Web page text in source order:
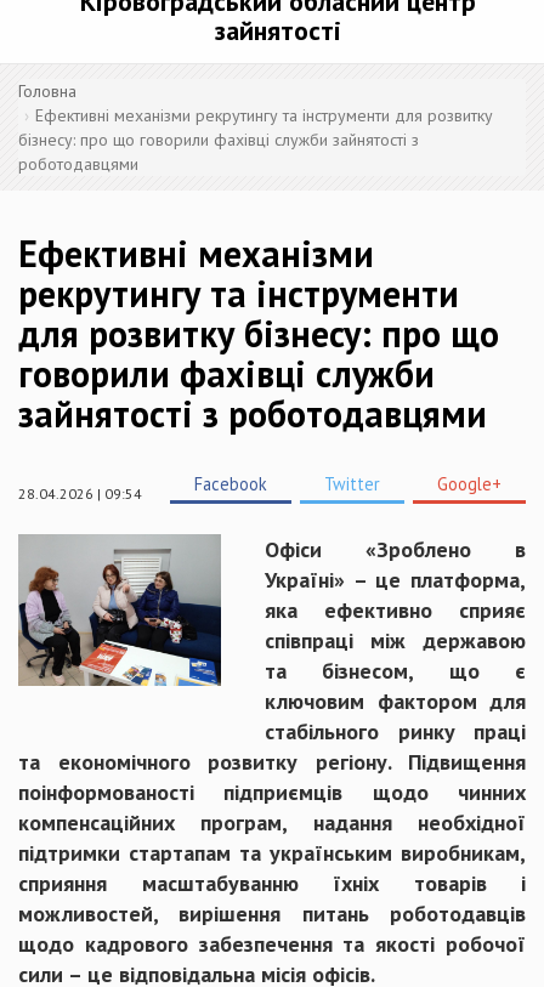
зайнятості
Головна
Ефективні механізми рекрутингу та інструменти для розвитку
бізнесу: про що говорили фахівці служби зайнятості з
роботодавцями
Ефективні механізми
рекрутингу та інструменти
для розвитку бізнесу: про що
говорили фахівці служби
зайнятості з роботодавцями
28.04.2026 | 09:54 Facebook Twitter Google+
Офіси «Зроблено в
Україні» – це платформа,
яка ефективно сприяє
співпраці між державою
та бізнесом, що є
ключовим фактором для
стабільного ринку праці
та економічного розвитку регіону. Підвищення
поінформованості підприємців щодо чинних
компенсаційних програм, надання необхідної
підтримки стартапам та українським виробникам,
сприяння масштабуванню їхніх товарів і
можливостей, вирішення питань роботодавців
щодо кадрового забезпечення та якості робочої
сили – це відповідальна місія офісів.